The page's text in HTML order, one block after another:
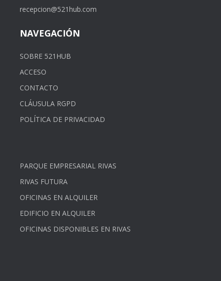
recepcion@521hub.com
NAVEGACIÓN
SOBRE 521HUB
ACCESO
CONTACTO
CLÁUSULA RGPD
POLÍTICA DE PRIVACIDAD
PARQUE EMPRESARIAL RIVAS
RIVAS FUTURA
OFICINAS EN ALQUILER
EDIFICIO EN ALQUILER
OFICINAS DISPONIBLES EN RIVAS